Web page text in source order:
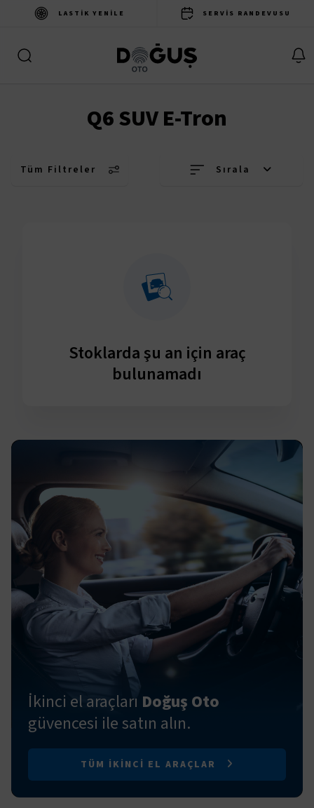
LASTIK YENILE SERVIS RANDEVUSU
Q6 SUV E-Tron
Tüm Filtreler Sırala
Stoklarda şu an için araç
bulunamadı
İkinci el araçları Doğuş Oto
güvencesi ile satın alın.
TÜM IKINCI EL ARAÇLAR